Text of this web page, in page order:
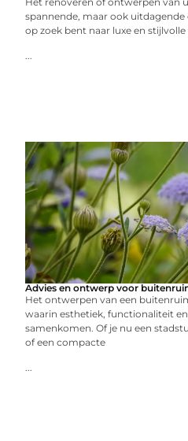
spannende, maar ook
op zoek bent naar luxe en
...
Advies en ontwerp voor
Het ontwerpen van een
waarin esthetiek, functionaliteit
samenkomen. Of je nu een
of een compacte
...